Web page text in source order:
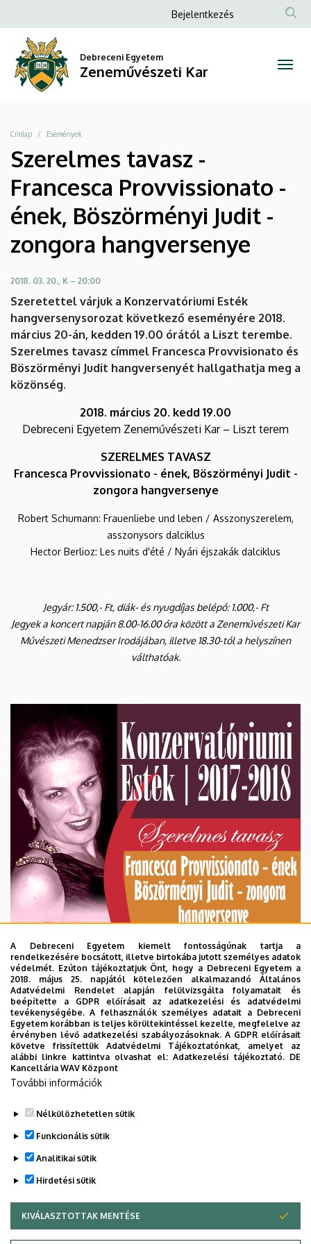
tavasz
Francesca
Provvissionato
ének,
Böszörményi
Judit
zongora
hangversenye
Zeneművészeti
a
tartalomra
Anonim
menüje
Bejelentkezés
Debreceni Egyetem
Zeneművészeti Kar
Morzsa
Címlap Események
Szerelmes tavasz -
Francesca Provvissionato -
ének, Böszörményi Judit -
zongora hangversenye
2018. 03. 20., K – 20:00
Szeretettel várjuk a Konzervatóriumi Esték
hangversenysorozat következő eseményére 2018.
március 20-án, kedden 19.00 órától a Liszt terembe.
Szerelmes tavasz címmel Francesca Provvisionato és
Böszörményi Judit hangversenyét hallgathatja meg a
közönség.
2018. március 20. kedd 19.00
Debreceni Egyetem Zeneművészeti Kar – Liszt terem
SZERELMES TAVASZ
Francesca Provvissionato - ének, Böszörményi Judit -
zongora hangversenye
Robert Schumann: Frauenliebe und leben / Asszonyszerelem,
asszonysors dalciklus
Hector Berlioz: Les nuits d'été / Nyári éjszakák dalciklus
Jegyár: 1.500,- Ft, diák- és nyugdíjas belépő: 1.000,- Ft
Jegyek a koncert napján 8.00-16.00 óra között a Zeneművészeti Kar
Művészeti Menedzser Irodájában, illetve 18.30-tól a helyszínen
válthatóak.
Legutóbbi frissítés: 2022. 07. 22. 14:44
A Debreceni Egyetem kiemelt fontosságúnak tartja a
rendelkezésére bocsátott, illetve birtokába jutott személyes adatok
védelmét. Ezúton tájékoztatjuk Önt, hogy a Debreceni Egyetem a
2018. május 25. napjától kötelezően alkalmazandó Általános
Adatvédelmi Rendelet alapján felülvizsgálta folyamatait és
beépítette a GDPR előírásait az adatkezelési és adatvédelmi
tevékenységébe. A felhasználók személyes adatait a Debreceni
Egyetem korábban is teljes körültekintéssel kezelte, megfelelve az
érvényben lévő adatkezelési szabályozásoknak. A GDPR előírásait
követve frissítettük Adatvédelmi Tájékoztatónkat, amelyet az
alábbi linkre kattintva olvashat el:Adatkezelési tájékoztató. DE
Kancellária WAV Központ
További információk
Nélkülözhetetlen sütik
Funkcionális sütik
Analitikai sütik
Hirdetési sütik
KIVÁLASZTOTTAK MENTÉSE
WITHDRAW CONSENT